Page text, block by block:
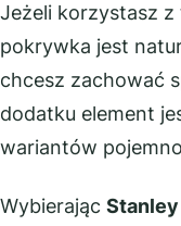
Jeżeli korzystasz
pokrywka jest
chcesz zachować
dodatku element
wariantów
Wybierając